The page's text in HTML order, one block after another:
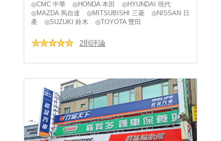
◎CMC 中華 ◎HONDA 本田
◎HYUNDAI 現代
◎MAZDA 馬自達
◎MITSUBISHI 三菱
◎NISSAN 日
產
◎SUZUKI 鈴木 ◎TOYOTA 豐田
2則評論